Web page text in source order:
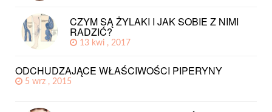
CZYM SĄ ŻYLAKI I JAK SOBIE Z NIMI
RADZIĆ?
13 kwi , 2017
ODCHUDZAJĄCE WŁAŚCIWOŚCI PIPERYNY
5 wrz , 2015